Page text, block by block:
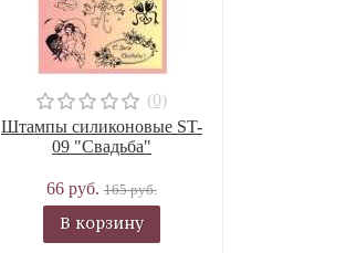
(0)
Штампы силиконовые ST-
09 "Свадьба"
66 руб. 165 руб.
В корзину